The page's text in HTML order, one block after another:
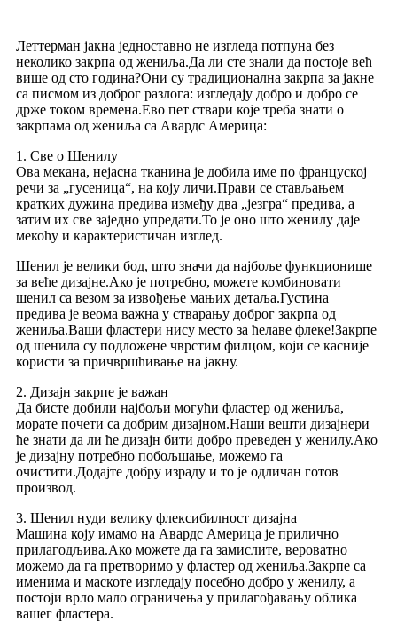
Леттерман јакна једноставно не изгледа потпуна без
неколико закрпа од жениља.Да ли сте знали да постоје већ
више од сто година?Они су традиционална закрпа за јакне
са писмом из доброг разлога: изгледају добро и добро се
држе током времена.Ево пет ствари које треба знати о
закрпама од жениља са Авардс Америца:
1. Све о Шенилу
Ова мекана, нејасна тканина је добила име по француској
речи за „гусеница“, на коју личи.Прави се стављањем
кратких дужина предива између два „језгра“ предива, а
затим их све заједно упредати.То је оно што женилу даје
мекоћу и карактеристичан изглед.
Шенил је велики бод, што значи да најбоље функционише
за веће дизајне.Ако је потребно, можете комбиновати
шенил са везом за извођење мањих детаља.Густина
предива је веома важна у стварању доброг закрпа од
жениља.Ваши фластери нису место за ћелаве флеке!Закрпе
од шенила су подложене чврстим филцом, који се касније
користи за причвршћивање на јакну.
2. Дизајн закрпе је важан
Да бисте добили најбољи могући фластер од жениља,
морате почети са добрим дизајном.Наши вешти дизајнери
ће знати да ли ће дизајн бити добро преведен у женилу.Ако
је дизајну потребно побољшање, можемо га
очистити.Додајте добру израду и то је одличан готов
производ.
3. Шенил нуди велику флексибилност дизајна
Машина коју имамо на Авардс Америца је прилично
прилагодљива.Ако можете да га замислите, вероватно
можемо да га претворимо у фластер од жениља.Закрпе са
именима и маскоте изгледају посебно добро у женилу, а
постоји врло мало ограничења у прилагођавању облика
вашег фластера.